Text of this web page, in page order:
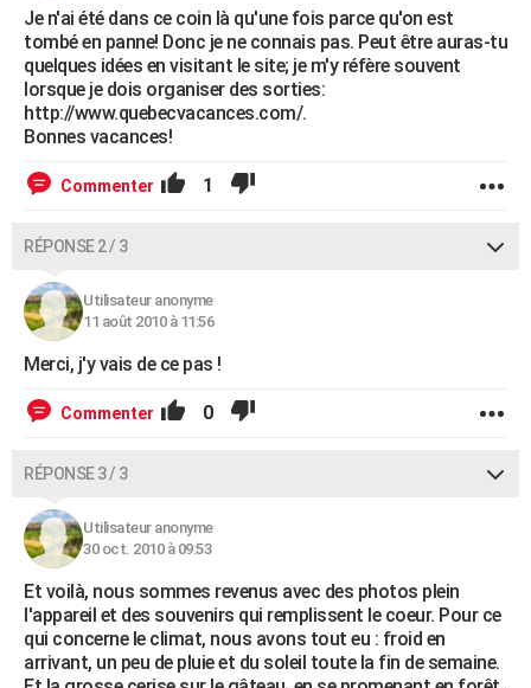
Bricolage
Lifestyle
Culture
Sport
Auto
Television
Voyage
Cinema
Je n'ai été dans ce coin là qu'une fois parce qu'on est
tombé en panne! Donc je ne connais pas. Peut être auras-tu
quelques idées en visitant le site; je m'y réfère souvent
lorsque je dois organiser des sorties:
http://www.quebecvacances.com/.
Bonnes vacances!
Commenter 1
RÉPONSE 2 / 3
Utilisateur anonyme
11 août 2010 à 11:56
Merci, j'y vais de ce pas !
Commenter 0
RÉPONSE 3 / 3
Utilisateur anonyme
30 oct. 2010 à 09:53
Et voilà, nous sommes revenus avec des photos plein
l'appareil et des souvenirs qui remplissent le coeur. Pour ce
qui concerne le climat, nous avons tout eu : froid en
arrivant, un peu de pluie et du soleil toute la fin de semaine.